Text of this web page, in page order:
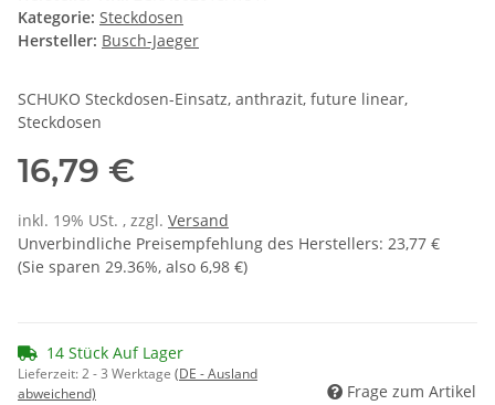
Kategorie: Steckdosen
Hersteller: Busch-Jaeger
SCHUKO Steckdosen-Einsatz, anthrazit, future linear,
Steckdosen
16,79 €
inkl. 19% USt. , zzgl. Versand
Unverbindliche Preisempfehlung des Herstellers: 23,77 €
(Sie sparen 29.36%, also 6,98 €)
14 Stück Auf Lager
Lieferzeit:2 - 3 Werktage (DE - Ausland
abweichend)
Frage zum Artikel